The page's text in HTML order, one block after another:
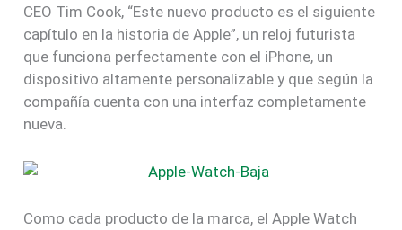
CEO Tim Cook, “Este nuevo producto es el siguiente
capítulo en la historia de Apple”, un reloj futurista
que funciona perfectamente con el iPhone, un
dispositivo altamente personalizable y que según la
compañía cuenta con una interfaz completamente
nueva.
Como cada producto de la marca, el Apple Watch